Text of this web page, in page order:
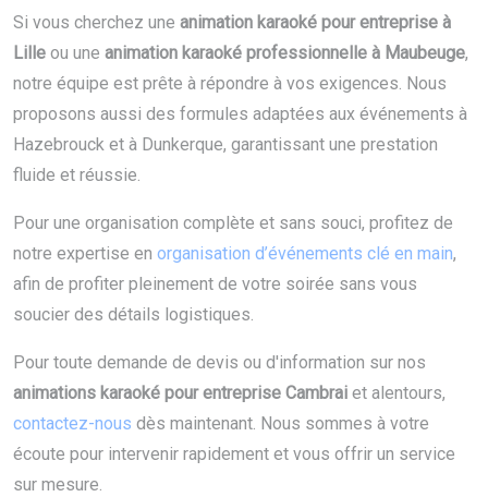
Si vous cherchez une animation karaoké pour entreprise à
Lille ou une animation karaoké professionnelle à Maubeuge,
notre équipe est prête à répondre à vos exigences. Nous
proposons aussi des formules adaptées aux événements à
Hazebrouck et à Dunkerque, garantissant une prestation
fluide et réussie.
Pour une organisation complète et sans souci, profitez de
notre expertise en organisation d’événements clé en main,
afin de profiter pleinement de votre soirée sans vous
soucier des détails logistiques.
Pour toute demande de devis ou d'information sur nos
animations karaoké pour entreprise Cambrai et alentours,
contactez-nous dès maintenant. Nous sommes à votre
écoute pour intervenir rapidement et vous offrir un service
sur mesure.